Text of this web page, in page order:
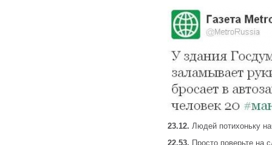
23.12. Людей потихоньку
22.53. Просто поверьте на